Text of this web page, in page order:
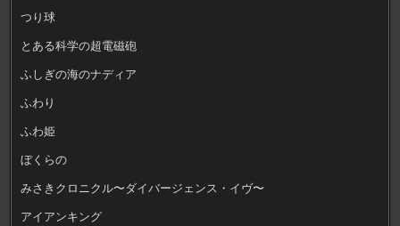
つり球
とある科学の超電磁砲
ふしぎの海のナディア
ふわり
ふわ姫
ぼくらの
みさきクロニクル〜ダイバージェンス・イヴ〜
アイアンキング